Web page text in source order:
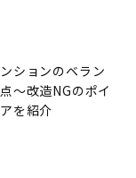
ションのベラン
〜改造NGのポイ
を紹介